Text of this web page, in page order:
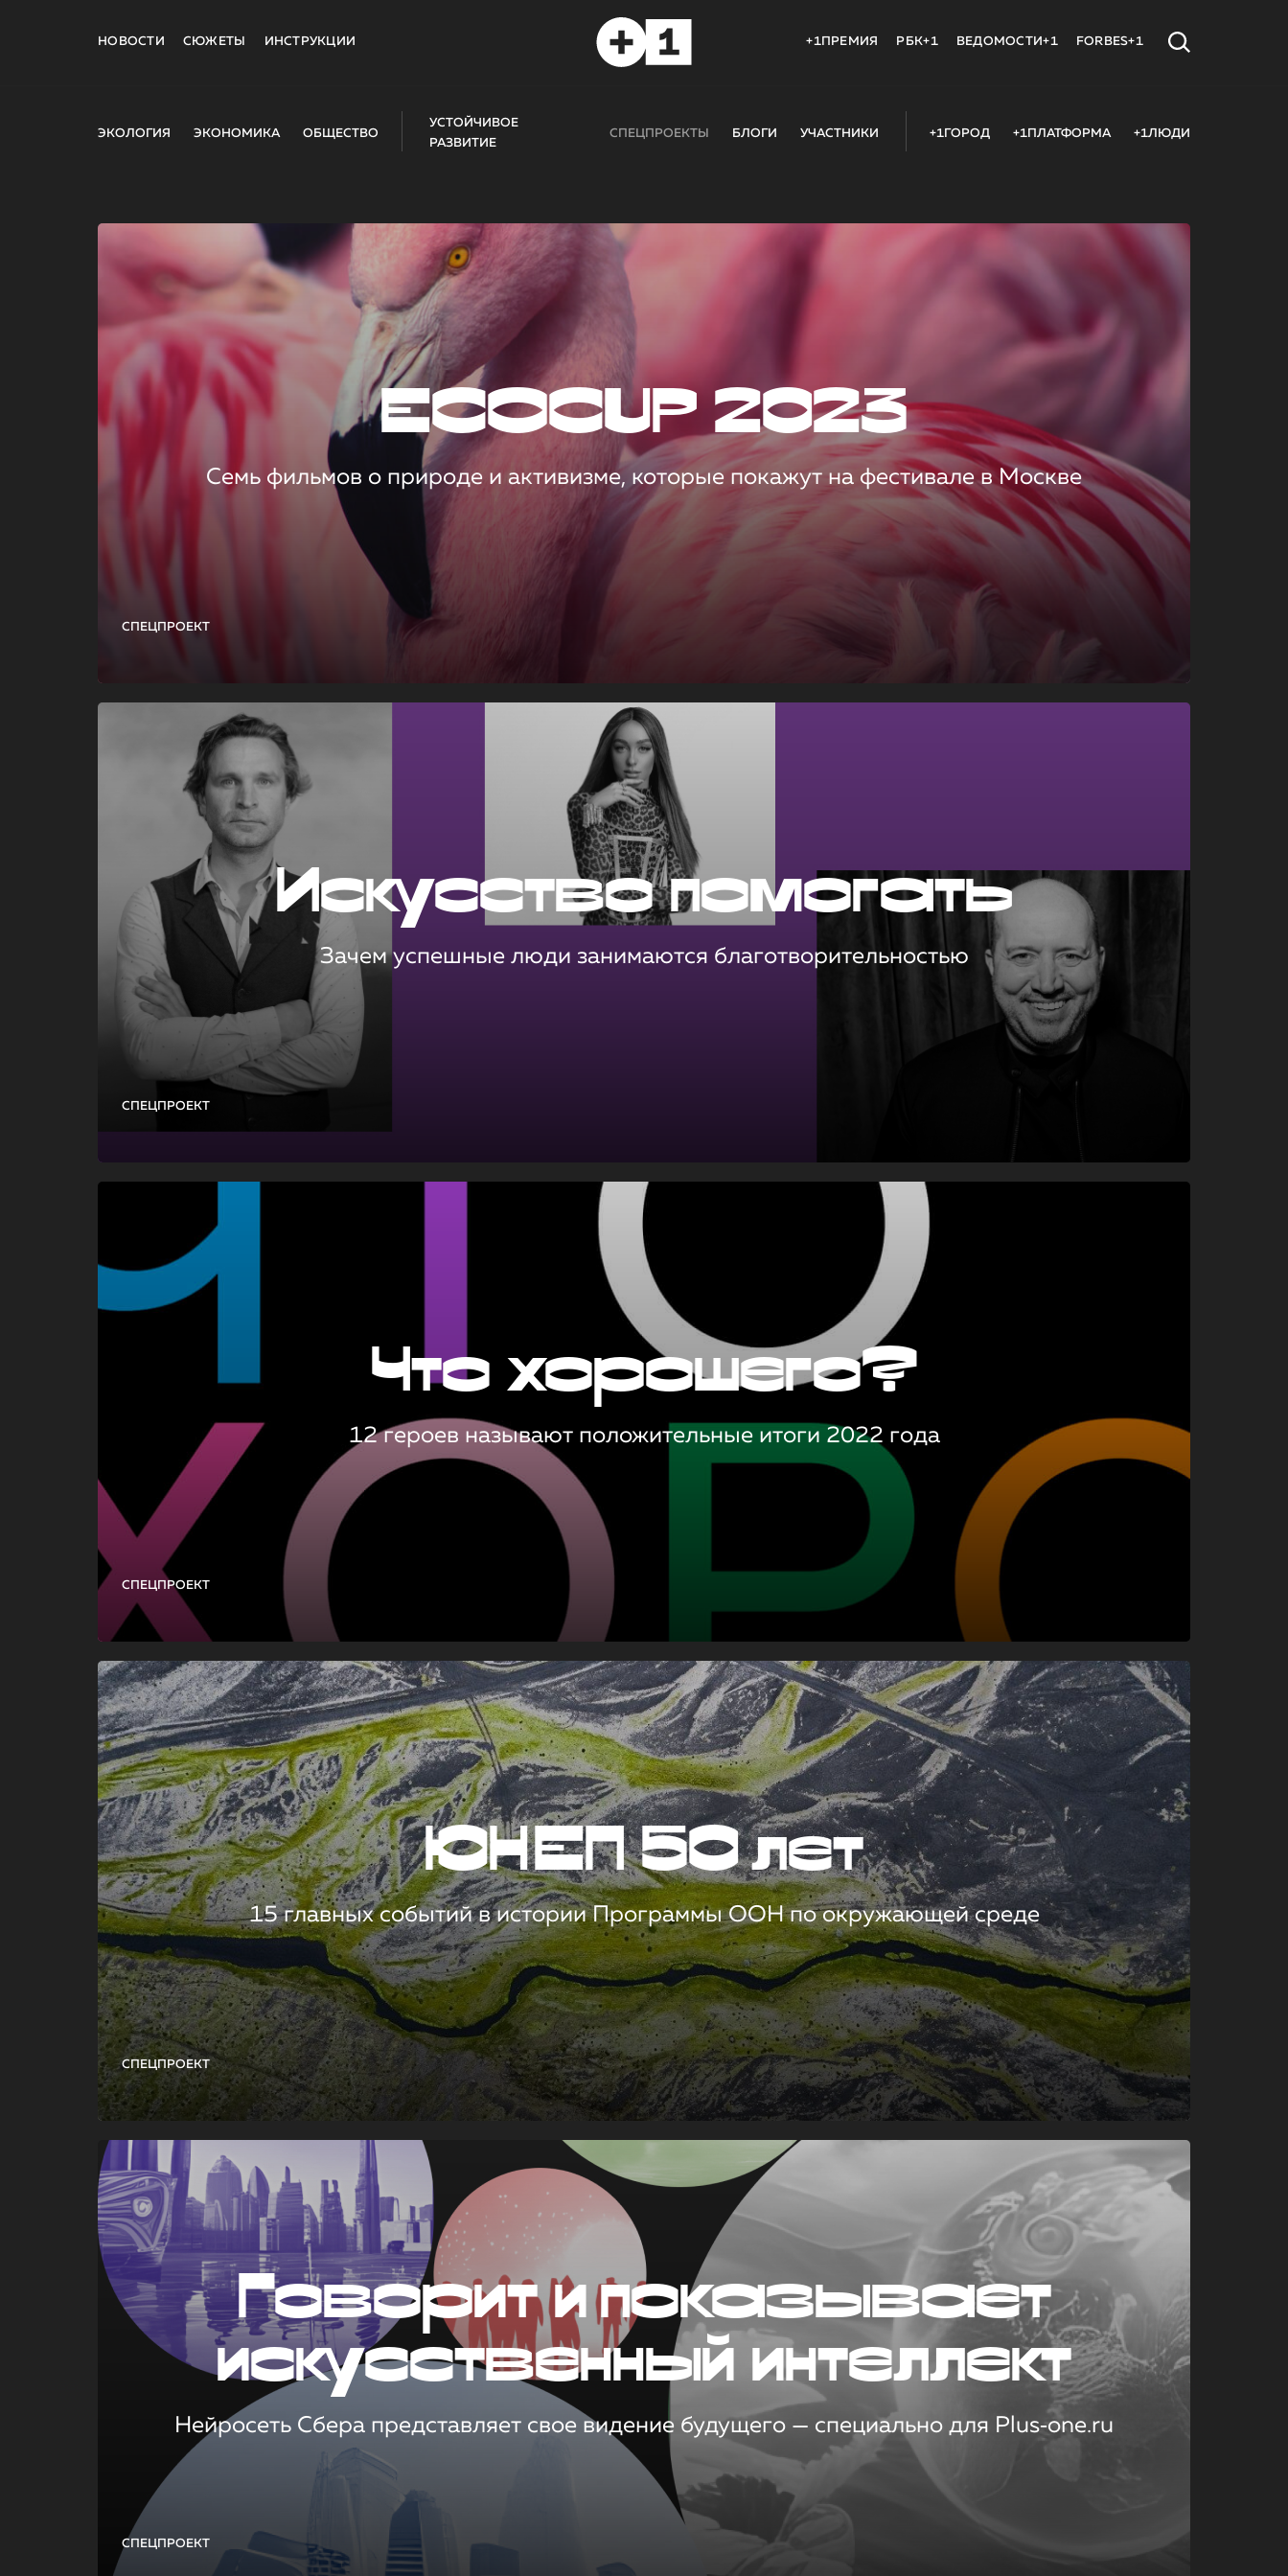
НОВОСТИ СЮЖЕТЫ ИНСТРУКЦИИ +1ПРЕМИЯ РБК+1 ВЕДОМОСТИ+1 FORBES+1
ЭКОЛОГИЯ ЭКОНОМИКА ОБЩЕСТВО
УСТОЙЧИВОЕ
РАЗВИТИЕ
СПЕЦПРОЕКТЫ БЛОГИ УЧАСТНИКИ +1ГОРОД +1ПЛАТФОРМА +1ЛЮДИ
СПЕЦПРОЕКТ
ECOCUP 2023
Семь фильмов о природе и активизме, которые покажут на фестивале в Москве
СПЕЦПРОЕКТ
Искусство помогать
Зачем успешные люди занимаются благотворительностью
СПЕЦПРОЕКТ
Что хорошего?
12 героев называют положительные итоги 2022 года
СПЕЦПРОЕКТ
ЮНЕП 50 лет
15 главных событий в истории Программы ООН по окружающей среде
СПЕЦПРОЕКТ
Говорит и показывает
искусственный интеллект
Нейросеть Сбера представляет свое видение будущего — специально для Plus‑one.ru